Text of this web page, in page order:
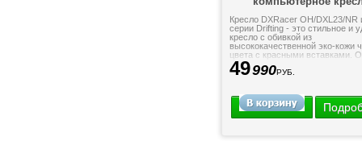
Кресло DXRacer OH/DXL23/NR
серии Drifting - это стильное и
кресло с обивкой из
высококачественной эко-кожи
цвета с красными вставками.
имеет регулируемые
49990РУБ.